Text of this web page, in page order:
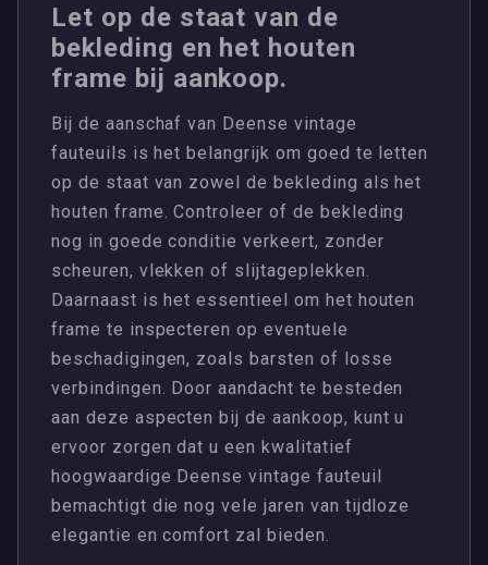
Let op de staat van de
bekleding en het houten
frame bij aankoop.
Bij de aanschaf van Deense vintage
fauteuils is het belangrijk om goed te letten
op de staat van zowel de bekleding als het
houten frame. Controleer of de bekleding
nog in goede conditie verkeert, zonder
scheuren, vlekken of slijtageplekken.
Daarnaast is het essentieel om het houten
frame te inspecteren op eventuele
beschadigingen, zoals barsten of losse
verbindingen. Door aandacht te besteden
aan deze aspecten bij de aankoop, kunt u
ervoor zorgen dat u een kwalitatief
hoogwaardige Deense vintage fauteuil
bemachtigt die nog vele jaren van tijdloze
elegantie en comfort zal bieden.